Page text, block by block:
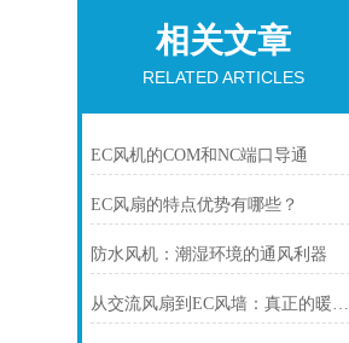
相关文章
RELATED ARTICLES
EC风机的COM和NC端口导通
EC风扇的特点优势有哪些？
防水风机：潮湿环境的通风利器
从交流风扇到EC风墙：真正的暖通空调改造，节能高达69%